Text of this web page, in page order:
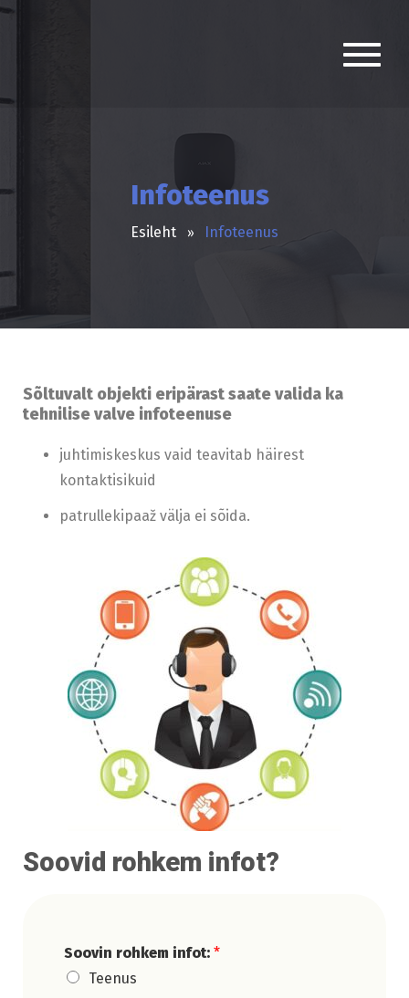
Infoteenus
Esileht Infoteenus
Sõltuvalt objekti eripärast saate valida ka
tehnilise valve infoteenuse
juhtimiskeskus vaid teavitab häirest
kontaktisikuid
patrullekipaaž välja ei sõida.
Soovid rohkem infot?
Soovin rohkem infot: *
Teenus